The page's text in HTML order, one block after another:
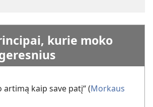
kurie moko
artimą kaip save patį“ (Morkaus